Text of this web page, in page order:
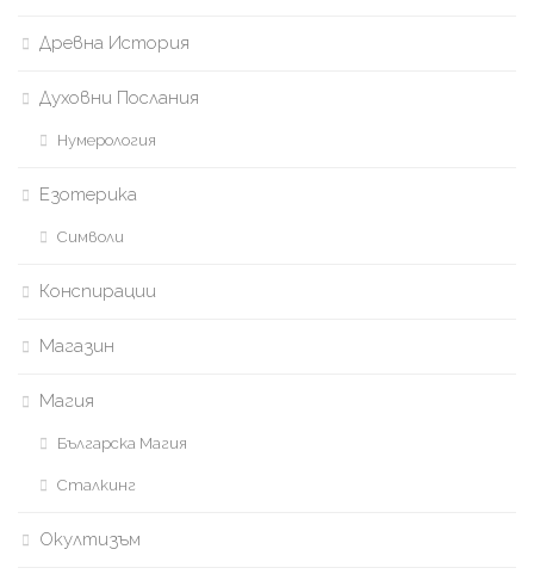
Древна История
Духовни Послания
Нумерология
Езотерика
Символи
Конспирации
Магазин
Магия
Българска Магия
Сталкинг
Окултизъм